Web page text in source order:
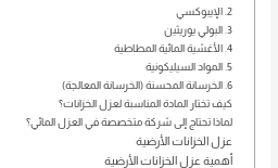
2. الإيبوكسي
3. البولي يوريثين
4. الأغشية المائية المطاطية
5. المواد السيليكونية
6. الخرسانة المحسنة (الخرسانة المعالجة)
كيف تختار المادة المناسبة لعزل الخزانات؟
لماذا تحتاج إلى شركة متخصصة في العزل المائي؟
عزل الخزانات الأرضية
أهمية عزل الخزانات الأرضية